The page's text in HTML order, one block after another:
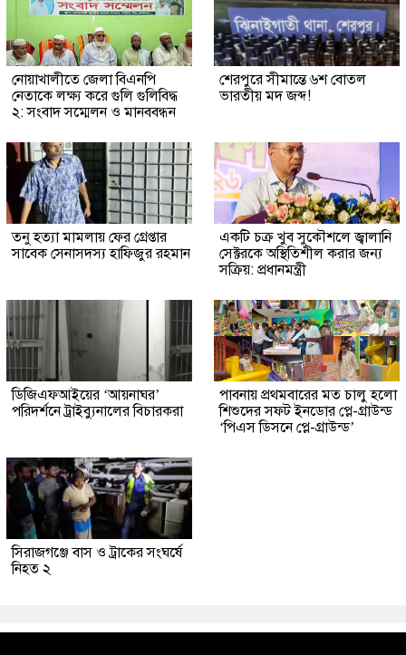
নোয়াখালীতে জেলা বিএনপি
নেতাকে লক্ষ্য করে গুলি গুলিবিদ্ধ
২: সংবাদ সম্মেলন ও মানববন্ধন
শেরপুরে সীমান্তে ৬শ বোতল
ভারতীয় মদ জব্দ!
তনু হত্যা মামলায় ফের গ্রেপ্তার
সাবেক সেনাসদস্য হাফিজুর রহমান
একটি চক্র খুব সুকৌশলে জ্বালানি
সেক্টরকে অস্থিতিশীল করার জন্য
সক্রিয়: প্রধানমন্ত্রী
ডিজিএফআইয়ের ‘আয়নাঘর’
পরিদর্শনে ট্রাইব্যুনালের বিচারকরা
পাবনায় প্রথমবারের মত চালু হলো
শিশুদের সফট ইনডোর প্লে-গ্রাউন্ড
‘পিএস ডিসনে প্লে-গ্রাউন্ড’
সিরাজগঞ্জে বাস ও ট্রাকের সংঘর্ষে
নিহত ২